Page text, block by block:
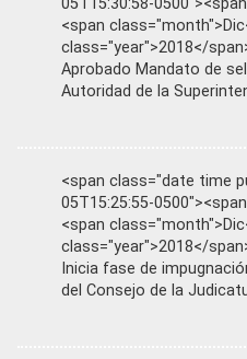
05T15:30:58-
<span
class="year">2018</
Aprobado Mandato de
Autoridad de la
<span class="date time
05T15:25:55-
<span
class="year">2018</
Inicia fase de
del Consejo de la